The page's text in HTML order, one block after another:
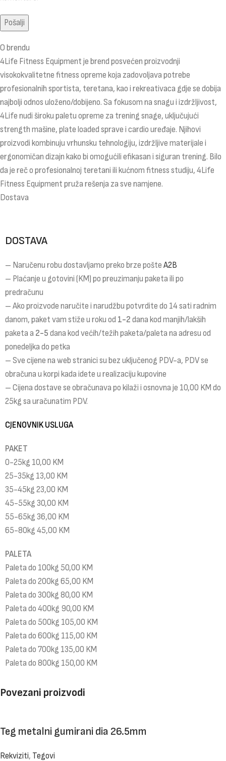
O brendu
4Life Fitness Equipment je brend posvećen proizvodnji
visokokvalitetne fitness opreme koja zadovoljava potrebe
profesionalnih sportista, teretana, kao i rekreativaca gdje se dobija
najbolji odnos uloženo/dobijeno. Sa fokusom na snagu i izdržljivost,
4Life nudi široku paletu opreme za trening snage, uključujući
strength mašine, plate loaded sprave i cardio uređaje. Njihovi
proizvodi kombinuju vrhunsku tehnologiju, izdržljive materijale i
ergonomičan dizajn kako bi omogućili efikasan i siguran trening. Bilo
da je reč o profesionalnoj teretani ili kućnom fitness studiju, 4Life
Fitness Equipment pruža rešenja za sve namjene.
Dostava
DOSTAVA
– Naručenu robu dostavljamo preko brze pošte A2B
– Plaćanje u gotovini (KM) po preuzimanju paketa ili po
predračunu
– Ako proizvode naručite i narudžbu potvrdite do 14 sati radnim
danom, paket vam stiže u roku od 1-2 dana kod manjih/lakših
paketa a 2-5 dana kod većih/težih paketa/paleta na adresu od
ponedeljka do petka
– Sve cijene na web stranici su bez uključenog PDV-a, PDV se
obračuna u korpi kada idete u realizaciju kupovine
– Cijena dostave se obračunava po kilaži i osnovna je 10,00 KM do
25kg sa uračunatim PDV.
CJENOVNIK USLUGA
PAKET
0-25kg 10,00 KM
25-35kg 13,00 KM
35-45kg 23,00 KM
45-55kg 30,00 KM
55-65kg 36,00 KM
65-80kg 45,00 KM
PALETA
Paleta do 100kg 50,00 KM
Paleta do 200kg 65,00 KM
Paleta do 300kg 80,00 KM
Paleta do 400kg 90,00 KM
Paleta do 500kg 105,00 KM
Paleta do 600kg 115,00 KM
Paleta do 700kg 135,00 KM
Paleta do 800kg 150,00 KM
Povezani proizvodi
Teg metalni gumirani dia 26.5mm
Rekviziti, Tegovi